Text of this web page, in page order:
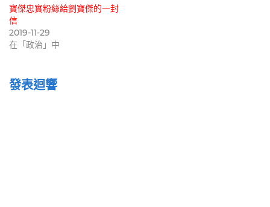
寶傑忠實粉絲給劉寶傑的一封
信
2019-11-29
在「政治」中
發表迴響